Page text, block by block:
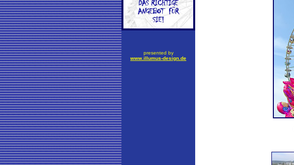
presented by
www.illumus-design.de